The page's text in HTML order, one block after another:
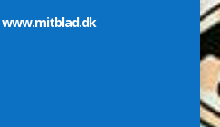
www.mitblad.dk